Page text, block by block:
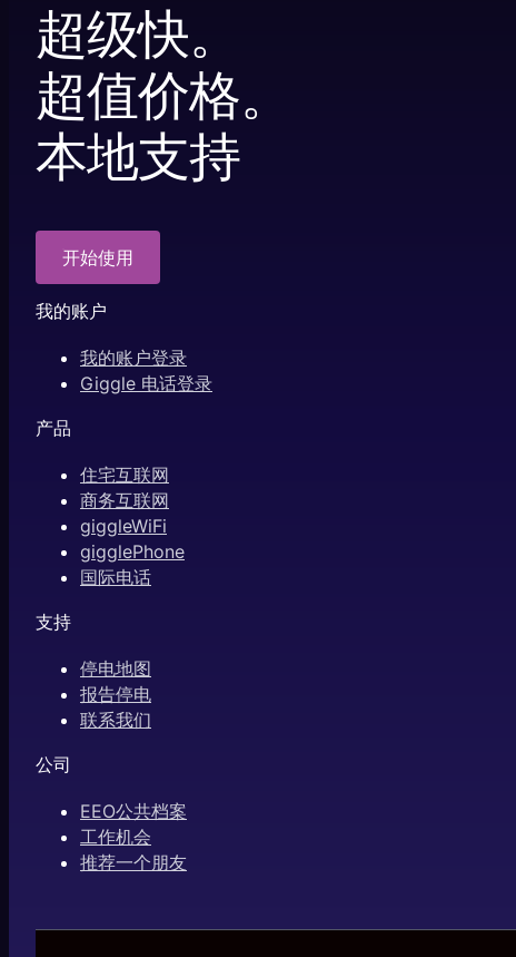
超级快。
超值价格。
本地支持
开始使用
我的账户
我的账户登录
Giggle 电话登录
产品
住宅互联网
商务互联网
giggleWiFi
gigglePhone
国际电话
支持
停电地图
报告停电
联系我们
公司
EEO公共档案
工作机会
推荐一个朋友